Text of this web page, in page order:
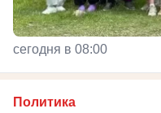
сегодня в 08:00
Политика